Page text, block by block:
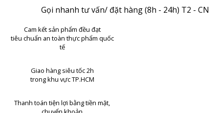
Gọi nhanh tư vấn/ đặt hàng (8h - 24h) T2 - CN
Cam kết sản phẩm đều đạt
tiêu chuẩn an toàn thực phẩm quốc
tế
Giao hàng siêu tốc 2h
trong khu vực TP.HCM
Thanh toán tiện lợi bằng tiền mặt,